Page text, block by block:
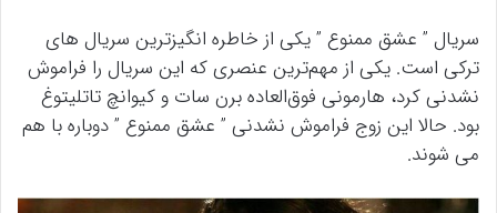
سریال ” عشق ممنوع ” یکی از خاطره انگیزترین سریال های
ترکی است. یکی از مهم‌ترین عنصری که این سریال را فراموش
نشدنی کرد، هارمونی فوق‌العاده برن سات و کیوانچ تاتلیتوغ
بود. حالا این زوج فراموش نشدنی ” عشق ممنوع ” دوباره با هم
می شوند.